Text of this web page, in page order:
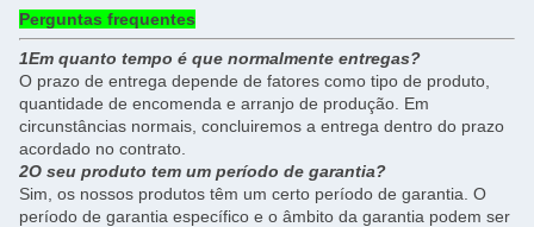
Perguntas frequentes
1Em quanto tempo é que normalmente entregas?
O prazo de entrega depende de fatores como tipo de produto,
quantidade de encomenda e arranjo de produção. Em
circunstâncias normais, concluiremos a entrega dentro do prazo
acordado no contrato.
2O seu produto tem um período de garantia?
Sim, os nossos produtos têm um certo período de garantia. O
período de garantia específico e o âmbito da garantia podem ser